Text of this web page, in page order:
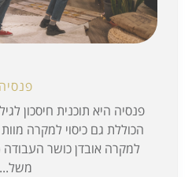
פנסיה
פנסיה היא תוכנית חיסכון
הכוללת גם כיסוי למקרה מוות
למקרה אובדן כושר העבודה
משל...